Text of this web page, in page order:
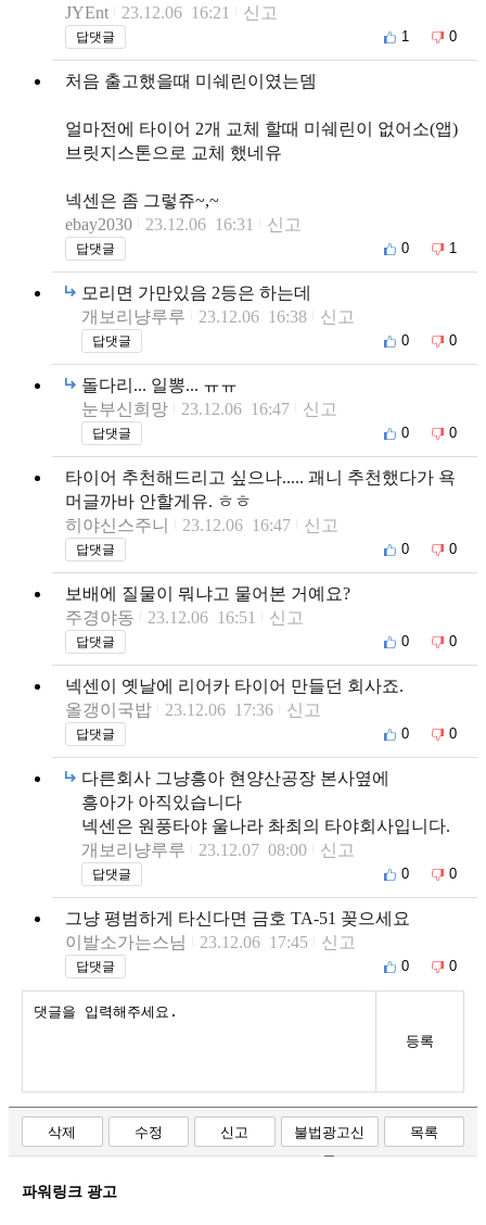
JYEnt
23.12.06 16:21 신고
답댓글 1 0
처음 출고했을때 미쉐린이였는뎀
얼마전에 타이어 2개 교체 할때 미쉐린이 없어소(앱)
브릿지스톤으로 교체 했네유
넥센은 좀 그렇쥬~,~
ebay2030
23.12.06 16:31 신고
답댓글 0 1
모리면 가만있음 2등은 하는데
개보리냥루루
23.12.06 16:38 신고
답댓글 0 0
돌다리... 일뽕... ㅠㅠ
눈부신희망
23.12.06 16:47 신고
답댓글 0 0
타이어 추천해드리고 싶으나..... 괘니 추천했다가 욕
머글까바 안할게유. ㅎㅎ
히야신스주니
23.12.06 16:47 신고
답댓글 0 0
보배에 질물이 뭐냐고 물어본 거예요?
주경야동
23.12.06 16:51 신고
답댓글 0 0
넥센이 옛날에 리어카 타이어 만들던 회사죠.
올갱이국밥
23.12.06 17:36 신고
답댓글 0 0
다른회사 그냥흥아 현양산공장 본사옆에
흥아가 아직있습니다
넥센은 원풍타야 울나라 촤최의 타야회사입니다.
개보리냥루루
23.12.07 08:00 신고
답댓글 0 0
그냥 평범하게 타신다면 금호 TA-51 꽂으세요
이발소가는스님
23.12.06 17:45 신고
답댓글 0 0
등록
삭제 수정 신고
불법광고신
고
목록
파워링크 광고